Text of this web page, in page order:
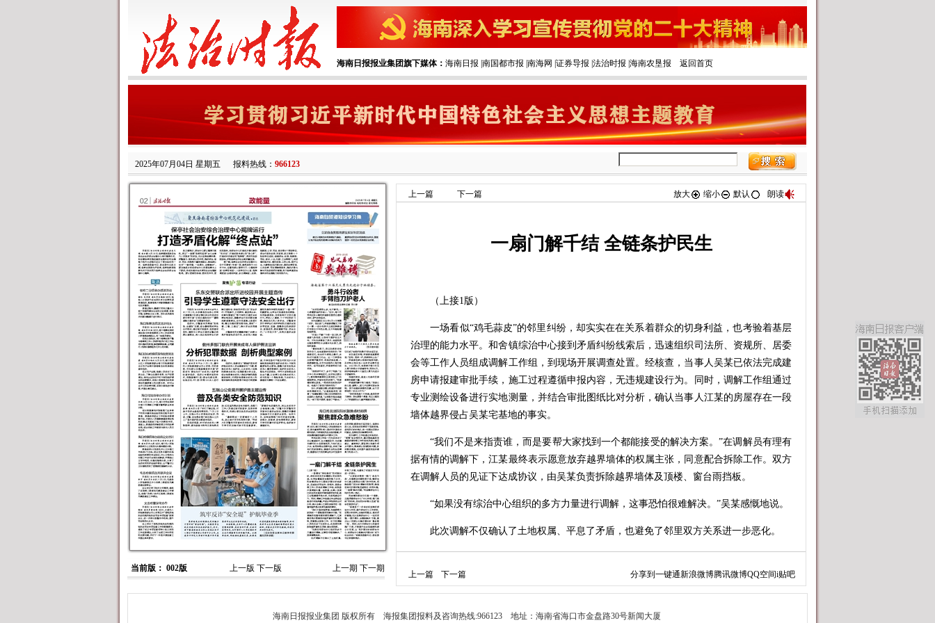
海南日报报业集团旗下媒体： 海南日报 南国都市报 南海网 证券导报 法治时报 海南农垦报 返回首页
2025年07月04日 星期五 报料热线： 966123
当前版： 002版 上一版 下一版 上一期 下一期
上一篇 下一篇 放大 缩小 默认 朗读
一扇门解千结 全链条护民生
（上接1版）
一场看似“鸡毛蒜皮”的邻里纠纷，却实实在在关系着群众的切身利益，也考验着基层
治理的能力水平。和舍镇综治中心接到矛盾纠纷线索后，迅速组织司法所、资规所、居委
会等工作人员组成调解工作组，到现场开展调查处置。经核查，当事人吴某已依法完成建
房申请报建审批手续，施工过程遵循申报内容，无违规建设行为。同时，调解工作组通过
专业测绘设备进行实地测量，并结合审批图纸比对分析，确认当事人江某的房屋存在一段
墙体越界侵占吴某宅基地的事实。
“我们不是来指责谁，而是要帮大家找到一个都能接受的解决方案。”在调解员有理有
据有情的调解下，江某最终表示愿意放弃越界墙体的权属主张，同意配合拆除工作。双方
在调解人员的见证下达成协议，由吴某负责拆除越界墙体及顶楼、窗台雨挡板。
“如果没有综治中心组织的多方力量进行调解，这事恐怕很难解决。”吴某感慨地说。
此次调解不仅确认了土地权属、平息了矛盾，也避免了邻里双方关系进一步恶化。
部门协作机制，明确各部门在纠纷调解中的职责，确保在面对矛盾时能迅速响应、协同处
理，‘一盘棋’解决问题。”和舍镇综治中心相关负责人表示。
和舍镇的做法仅仅是一个缩影。正是凭借综治中心“中心吹哨、部门报到”的机制，类
上一篇 下一篇 分享到 一键通新浪微博腾讯微博QQ空间i贴吧